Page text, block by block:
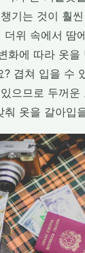
기는 것이 훨
위 속에서 땀
화에 따라 옷을
겹쳐 입을 수
으므로 두꺼운
옷을 갈아입